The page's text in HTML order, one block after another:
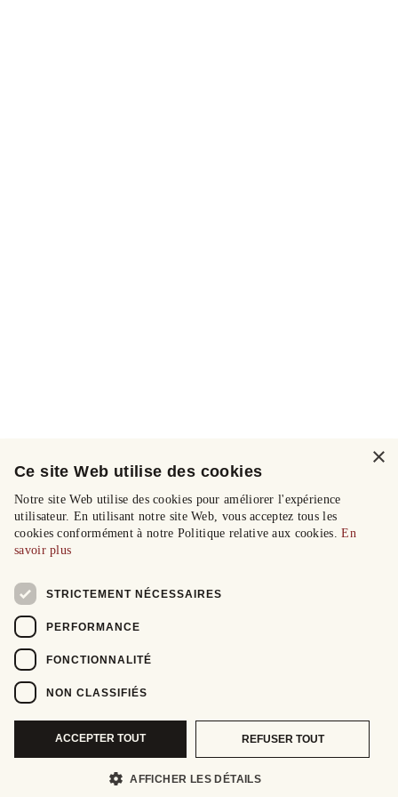
×
Ce site Web utilise des cookies
Notre site Web utilise des cookies pour améliorer l'expérience
utilisateur. En utilisant notre site Web, vous acceptez tous les
cookies conformément à notre Politique relative aux cookies.En
savoir plus
STRICTEMENT NÉCESSAIRES
PERFORMANCE
FONCTIONNALITÉ
NON CLASSIFIÉS
ACCEPTER TOUT REFUSER TOUT
AFFICHER LES DÉTAILS